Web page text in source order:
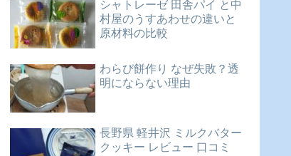
シャトレーゼ 田舎パイ と中
村屋のうすあわせの違いと
原材料の比較
わらび餅作り なぜ失敗？透
明にならない理由
長野県 軽井沢 ミルクバター
クッキー レビュー 口コミ